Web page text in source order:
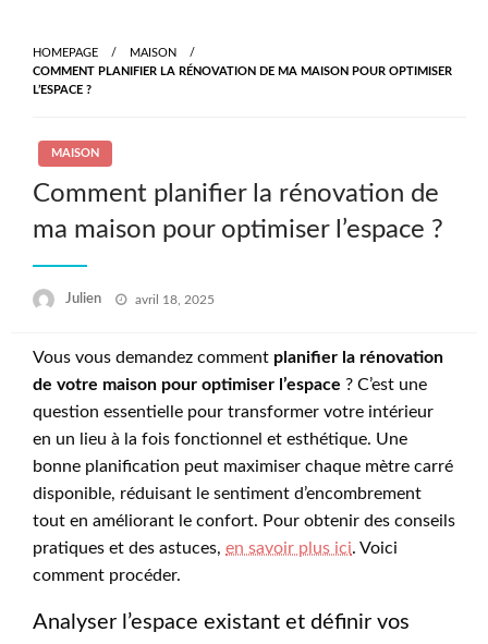
content
HOMEPAGE
MAISON
COMMENT PLANIFIER LA RÉNOVATION DE MA MAISON POUR OPTIMISER
L’ESPACE ?
MAISON
Comment planifier la rénovation de
ma maison pour optimiser l’espace ?
Julien
Posted
avril 18, 2025
Vous vous demandez comment planifier la rénovation
de votre maison pour optimiser l’espace ? C’est une
question essentielle pour transformer votre intérieur
en un lieu à la fois fonctionnel et esthétique. Une
bonne planification peut maximiser chaque mètre carré
disponible, réduisant le sentiment d’encombrement
tout en améliorant le confort. Pour obtenir des conseils
pratiques et des astuces, en savoir plus ici. Voici
comment procéder.
Analyser l’espace existant et définir vos